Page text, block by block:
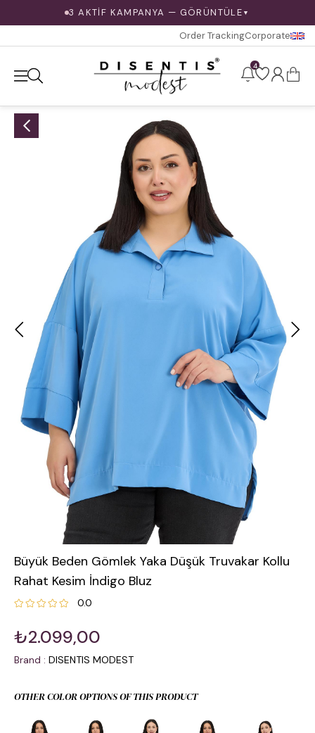
3 AKTİF KAMPANYA — GÖRÜNTÜLE ▼
Order TrackingCorporate
4
Büyük Beden Gömlek Yaka Düşük Truvakar Kollu
Rahat Kesim İndigo Bluz
0.0
₺2.099,00
Brand : DISENTIS MODEST
OTHER COLOR OPTIONS OF THIS PRODUCT